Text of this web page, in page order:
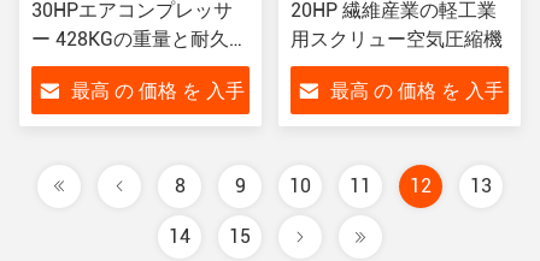
30HPエアコンプレッサ
ー 428KGの重量と耐久性
のある設計のスクリュー
最高 の 価格 を 入手
20HP 繊維産業の軽工業
用スクリュー空気圧縮機
最高 の 価格 を 入手
8 9 10 11 12 13
14 15